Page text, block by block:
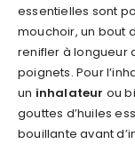
essentielles sont
mouchoir, un bout
renifler à longueur
poignets. Pour
un inhalateur ou
gouttes d’huiles
bouillante avant